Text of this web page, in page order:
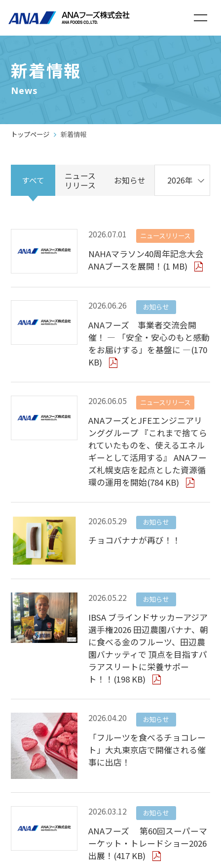
新着情報
News
トップページ 新着情報
すべて
ニュース
リリース
お知らせ
2026.07.01 ニュースリリース
NAHAマラソン40周年記念大会
ANAブースを展開！(1 MB)
2026.06.26 お知らせ
ANAフーズ 事業者交流会開
催！ ― 「安全・安心のもと感動
をお届けする」を基盤に ―(170
KB)
2026.06.05 ニュースリリース
ANAフーズとJFEエンジニアリ
ンググループ 『これまで捨てら
れていたものを、使えるエネル
ギーとして活用する』 ANAフー
ズ札幌支店を起点とした資源循
環の運用を開始(784 KB)
2026.05.29 お知らせ
チョコバナナが再び！！
2026.05.22 お知らせ
IBSA ブラインドサッカーアジア
選手権2026 田辺農園バナナ、朝
に食べる金のフルーツ、田辺農
園バナッティで 頂点を目指すパ
ラアスリートに栄養サポー
ト！！(198 KB)
2026.04.20 お知らせ
「フルーツを食べるチョコレー
ト」大丸東京店で開催される催
事に出店！
2026.03.12 お知らせ
ANAフーズ 第60回スーパーマ
ーケット・トレードショー2026
出展！(417 KB)